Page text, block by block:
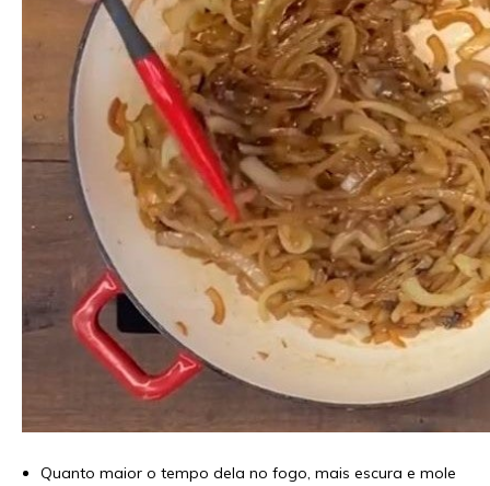
Quanto maior o tempo dela no fogo, mais escura e mole